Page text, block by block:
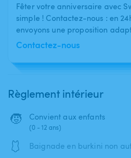
Fêter votre anniversaire avec
simple ! Contactez-nous : en
envoyons une proposition
Contactez-nous
Règlement intérieur
🧒 Convient aux enfants
(0 - 12 ans)
🩱 Baignade en burkini non